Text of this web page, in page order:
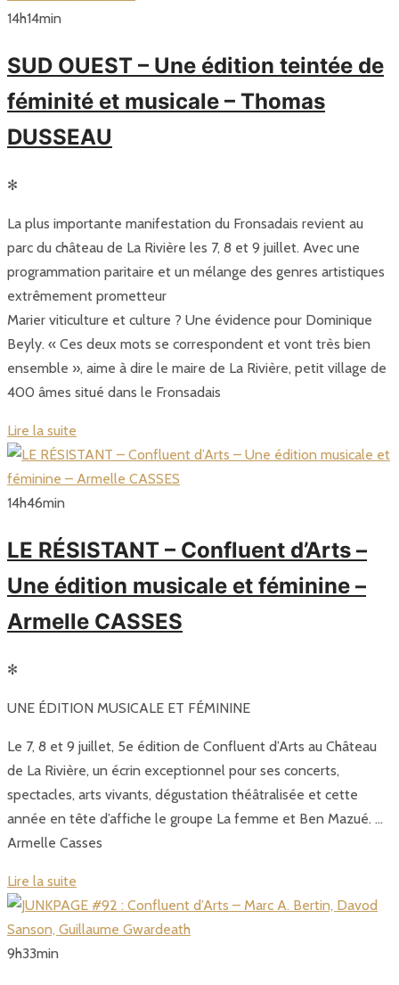
14h14min
SUD OUEST – Une édition teintée de
féminité et musicale – Thomas
DUSSEAU
✻
La plus importante manifestation du Fronsadais revient au
parc du château de La Rivière les 7, 8 et 9 juillet. Avec une
programmation paritaire et un mélange des genres artistiques
extrêmement prometteur
Marier viticulture et culture ? Une évidence pour Dominique
Beyly. « Ces deux mots se correspondent et vont très bien
ensemble », aime à dire le maire de La Rivière, petit village de
400 âmes situé dans le Fronsadais
Lire la suite
14h46min
LE RÉSISTANT – Confluent d’Arts –
Une édition musicale et féminine –
Armelle CASSES
✻
UNE ÉDITION MUSICALE ET FÉMININE
Le 7, 8 et 9 juillet, 5e édition de Confluent d’Arts au Château
de La Rivière, un écrin exceptionnel pour ses concerts,
spectacles, arts vivants, dégustation théâtralisée et cette
année en tête d’affiche le groupe La femme et Ben Mazué. …
Armelle Casses
Lire la suite
9h33min